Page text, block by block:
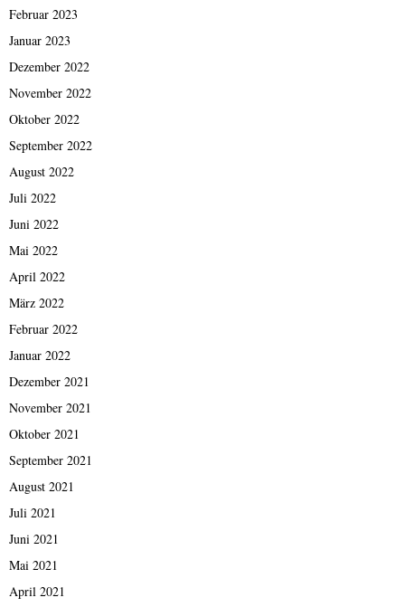
Februar 2023
Januar 2023
Dezember 2022
November 2022
Oktober 2022
September 2022
August 2022
Juli 2022
Juni 2022
Mai 2022
April 2022
März 2022
Februar 2022
Januar 2022
Dezember 2021
November 2021
Oktober 2021
September 2021
August 2021
Juli 2021
Juni 2021
Mai 2021
April 2021